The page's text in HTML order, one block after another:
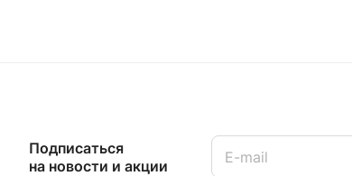
Подписаться
на новости и акции